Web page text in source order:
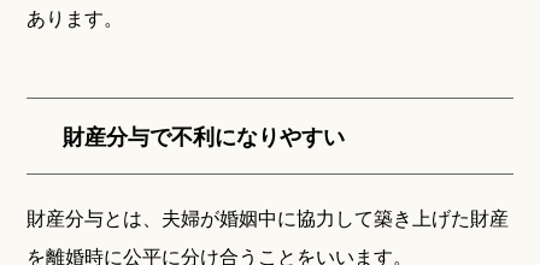
あります。
財産分与で不利になりやすい
財産分与とは、夫婦が婚姻中に協力して築き上げた財産
を離婚時に公平に分け合うことをいいます。